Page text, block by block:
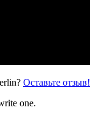
Оставьте отзыв!
one.